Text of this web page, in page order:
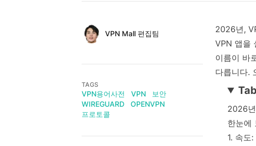
AuthorsName
VPN Mall 편집팀
2026년,
VPN 앱을
이름이 바
다릅니다.
2026
한눈에
1. 속도
TAGS
VPN용어사전 VPN
보안
WIREGUARD
OPENVPN
프로토콜